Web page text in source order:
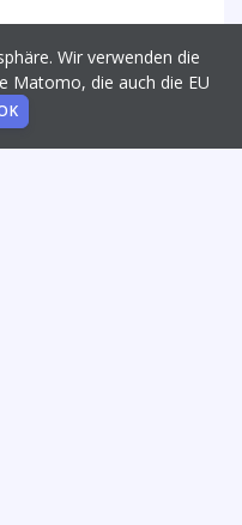
Wir verwenden die
Matomo, die auch die EU